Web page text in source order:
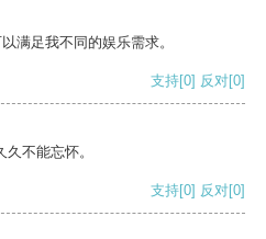
满足我不同的娱乐需求。
支持[0] 反对[0]
不能忘怀。
支持[0] 反对[0]